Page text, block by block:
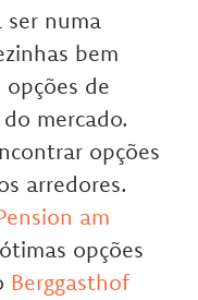
ser numa
bem
de
mercado.
opções
arredores.
am
opções
Berggasthof